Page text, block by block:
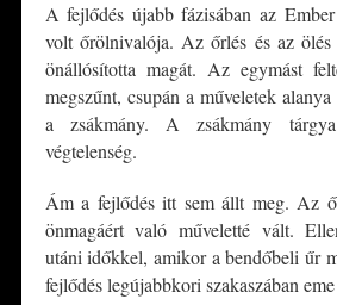
A fejlődés újabb fázisában az
volt őrölnivalója. Az őrlés és az
önállósította magát. Az egymást
megszűnt, csupán a műveletek
a zsákmány. A zsákmány
végtelenség.
Ám a fejlődés itt sem állt meg. Az
önmagáért való műveletté vált.
utáni időkkel, amikor a bendőbeli űr
fejlődés legújabbkori szakaszában